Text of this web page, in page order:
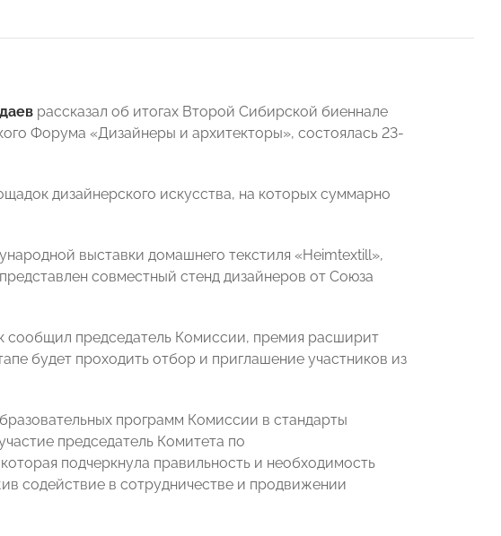
рассказал об итогах Второй Сибирской биеннале
Форума «Дизайнеры и архитекторы», состоялась 23-
дизайнерского искусства, на которых суммарно
выставки домашнего текстиля «Heimtextill»,
совместный стенд дизайнеров от Союза
сообщил председатель Комиссии, премия расширит
будет проходить отбор и приглашение участников из
программ Комиссии в стандарты
председатель Комитета по
подчеркнула правильность и необходимость
содействие в сотрудничестве и продвижении